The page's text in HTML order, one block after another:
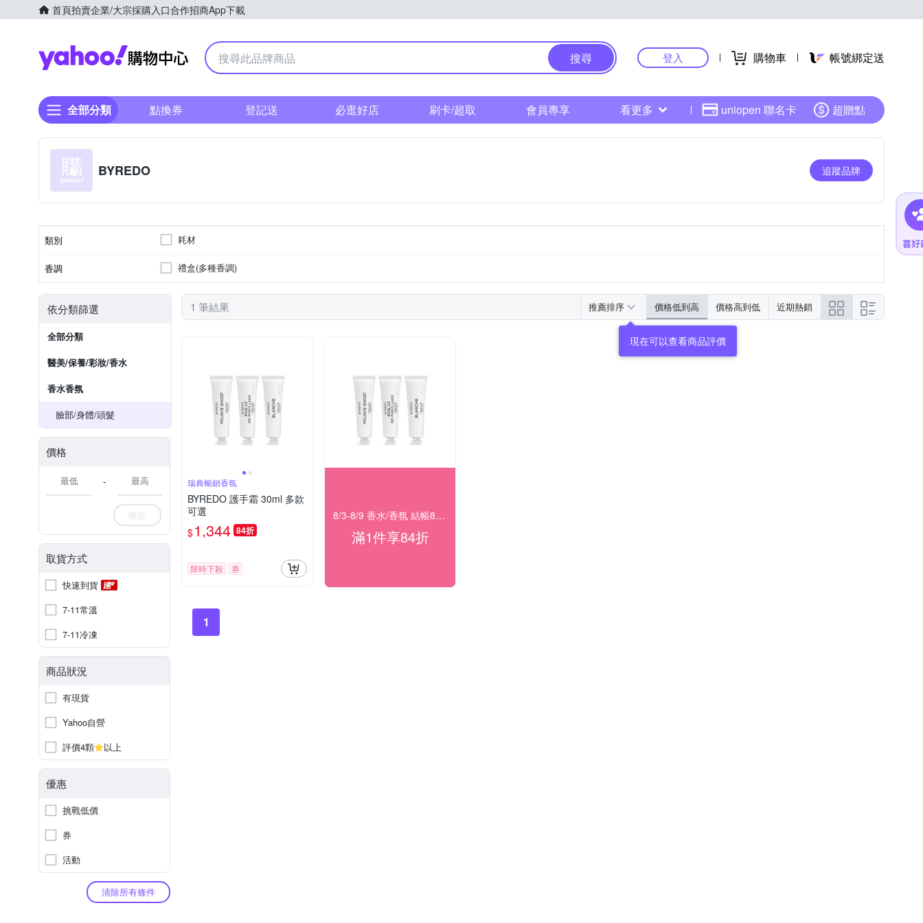
首頁拍賣企業/大宗採購入口合作招商App下載
Yahoo購物中心
搜尋 登入 購物車 帳號綁定送
全部分類 點換券 登記送 必逛好店 刷卡/超取 會員專享 看更多 uniopen 聯名卡 超贈點
BYREDO 追蹤品牌
類別 耗材
香調 禮盒(多種香調)
依分類篩選
全部分類
醫美/保養/彩妝/香水
香水香氛
臉部/身體/頭髮
價格
-
確定
取貨方式
快速到貨
7-11常溫
7-11冷凍
商品狀況
有現貨
Yahoo自營
評價4顆
以上
優惠
挑戰低價
券
活動
清除所有條件
1 筆結果 推薦排序 價格低到高 價格高到低 近期熱銷
現在可以查看商品評價
瑞典暢銷香氛
BYREDO 護手霜 30ml 多款
可選
$1,344 84折
限時下殺 券
8/3-8/9 香水/香氛 結帳84折
滿1件享84折
1